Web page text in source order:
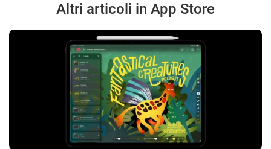
Altri articoli in App Store